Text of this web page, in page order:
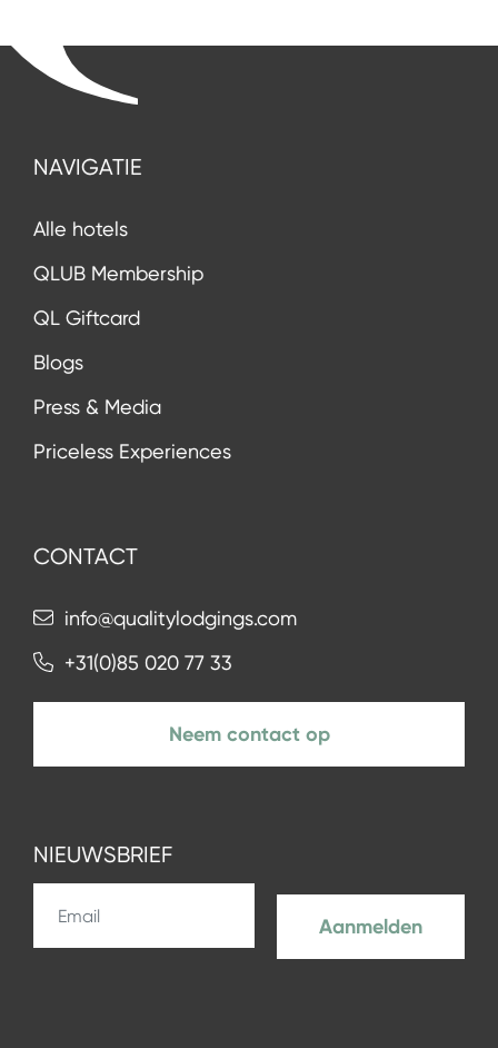
NAVIGATIE
Alle hotels
QLUB Membership
QL Giftcard
Blogs
Press & Media
Priceless Experiences
CONTACT
info@qualitylodgings.com
+31(0)85 020 77 33
Neem contact op
NIEUWSBRIEF
Aanmelden